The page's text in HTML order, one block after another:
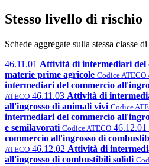
Stesso livello di rischio
Schede aggregate sulla stessa classe
46.11.01 Attività di intermediari del
materie prime agricole Codice ATECO
intermediari del commercio
ATECO 46.11.03 Attività di
all'ingrosso di animali vivi Codice
intermediari del commercio
e semilavorati Codice ATECO 46.12.01
commercio all'ingrosso di
ATECO 46.12.02 Attività di
all'ingrosso di combustibili solidi